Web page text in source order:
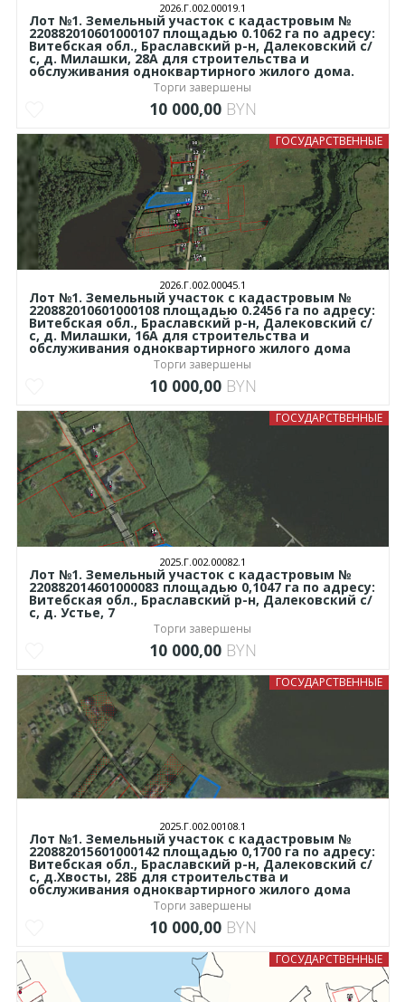
2026.Г.002.00019.1
Лот №1. Земельный участок с кадастровым №
220882010601000107 площадью 0.1062 га по адресу:
Витебская обл., Браславский р-н, Далековский с/
с, д. Милашки, 28А для строительства и
обслуживания одноквартирного жилого дома.
Торги завершены
10 000,00 BYN
ГОСУДАРСТВЕННЫЕ
2026.Г.002.00045.1
Лот №1. Земельный участок с кадастровым №
220882010601000108 площадью 0.2456 га по адресу:
Витебская обл., Браславский р-н, Далековский с/
с, д. Милашки, 16А для строительства и
обслуживания одноквартирного жилого дома
Торги завершены
10 000,00 BYN
ГОСУДАРСТВЕННЫЕ
2025.Г.002.00082.1
Лот №1. Земельный участок с кадастровым №
220882014601000083 площадью 0,1047 га по адресу:
Витебская обл., Браславский р-н, Далековский с/
с, д. Устье, 7
Торги завершены
10 000,00 BYN
ГОСУДАРСТВЕННЫЕ
2025.Г.002.00108.1
Лот №1. Земельный участок с кадастровым №
220882015601000142 площадью 0,1700 га по адресу:
Витебская обл., Браславский р-н, Далековский с/
с, д.Хвосты, 28Б для строительства и
обслуживания одноквартирного жилого дома
Торги завершены
10 000,00 BYN
ГОСУДАРСТВЕННЫЕ